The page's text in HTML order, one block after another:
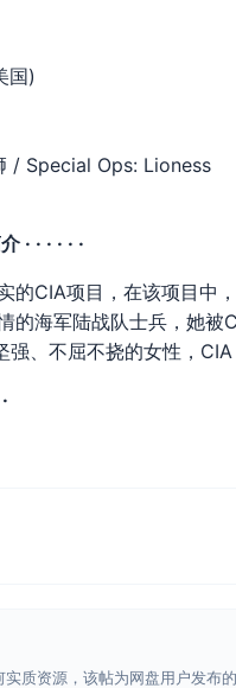
国)
/ Special Ops: Lioness
· · · · ·
CIA项目，在该项目中
的海军陆战队士兵，她被
不屈不挠的女性，CIA
实质资源，该帖为网盘用户发布